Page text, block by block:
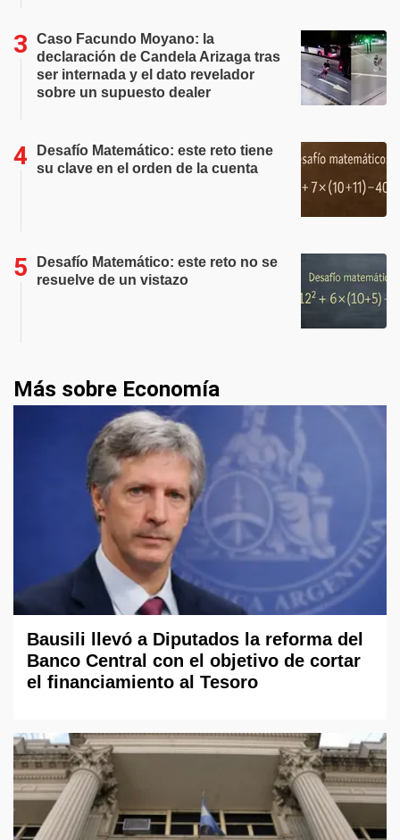
Caso Facundo Moyano: la
declaración de Candela Arizaga tras
ser internada y el dato revelador
sobre un supuesto dealer
Desafío Matemático: este reto tiene
su clave en el orden de la cuenta
Desafío Matemático: este reto no se
resuelve de un vistazo
Más sobre Economía
Bausili llevó a Diputados la reforma del
Banco Central con el objetivo de cortar
el financiamiento al Tesoro